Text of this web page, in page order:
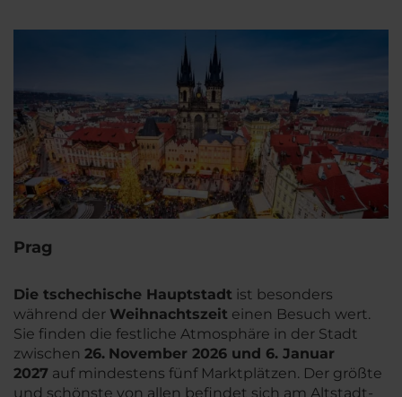
Prag
Die tschechische Hauptstadt ist besonders
während der Weihnachtszeit einen Besuch wert.
Sie finden die festliche Atmosphäre in der Stadt
zwischen 26. November 2026 und 6. Januar
2027 auf mindestens fünf Marktplätzen. Der größte
und schönste von allen befindet sich am Altstadt-